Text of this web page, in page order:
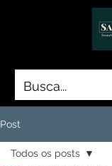
Post
Todos os posts